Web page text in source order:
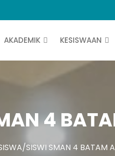
AKADEMIK KESISWAAN
4
SISWI SMAN 4 BATAM